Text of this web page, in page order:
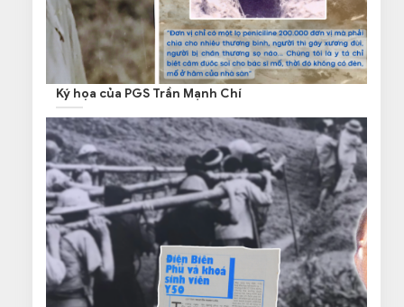
Ký họa của PGS Trần Mạnh Chí